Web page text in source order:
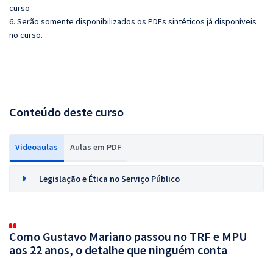
curso
6. Serão somente disponibilizados os PDFs sintéticos já disponíveis
no curso.
Conteúdo deste curso
Videoaulas Aulas em PDF
Legislação e Ética no Serviço Público
Como Gustavo Mariano passou no TRF e MPU
aos 22 anos, o detalhe que ninguém conta